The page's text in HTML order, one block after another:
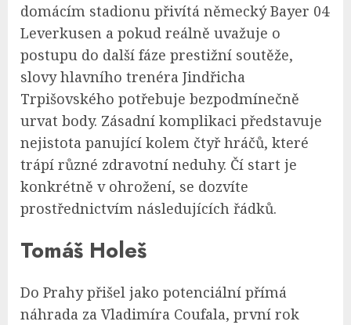
domácím stadionu přivítá německý Bayer 04
Leverkusen a pokud reálně uvažuje o
postupu do další fáze prestižní soutěže,
slovy hlavního trenéra Jindřicha
Trpišovského potřebuje bezpodmínečně
urvat body. Zásadní komplikaci představuje
nejistota panující kolem čtyř hráčů, které
trápí různé zdravotní neduhy. Čí start je
konkrétně v ohrožení, se dozvíte
prostřednictvím následujících řádků.
Tomáš Holeš
Do Prahy přišel jako potenciální přímá
náhrada za Vladimíra Coufala, první rok